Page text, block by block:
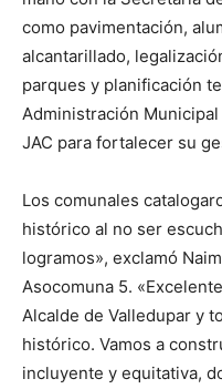
como pavimentación,
alcantarillado,
parques y planificación
Administración
JAC para fortalecer su
Los comunales
histórico al no ser
logramos», exclamó
Asocomuna 5.
Alcalde de Valledupar y
histórico. Vamos a
incluyente y equitativa,